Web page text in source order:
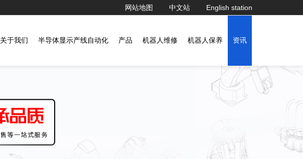
网站地图 中文站 English station
关于我们 半导体显示产线自动化 产品 机器人维修 机器人保养 资讯